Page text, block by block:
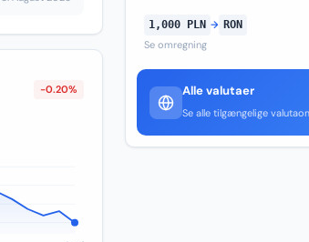
-0.20%
1,000 PLN → RON
Se omregning
Alle valutaer
Se alle tilgængelige